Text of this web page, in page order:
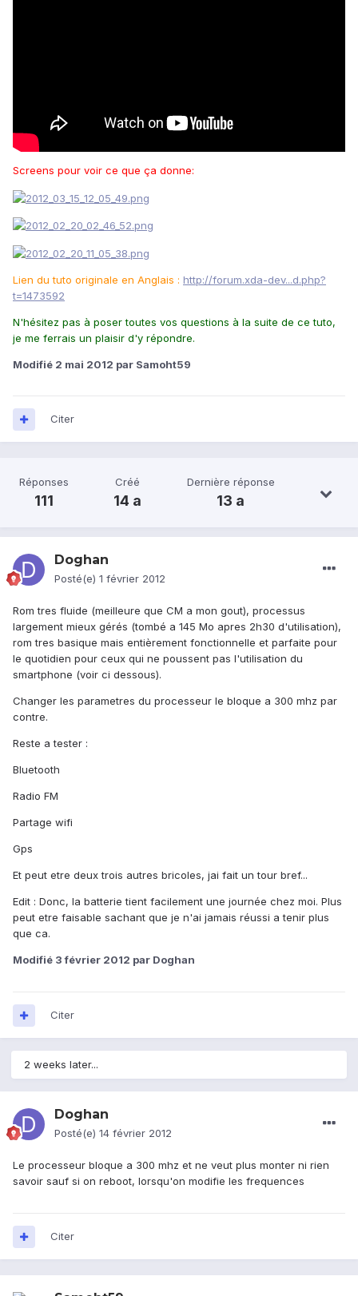
Screens pour voir ce que ça donne:
Lien du tuto originale en Anglais : http://forum.xda-dev...d.php?
t=1473592
N'hésitez pas à poser toutes vos questions à la suite de ce tuto,
je me ferrais un plaisir d'y répondre.
Modifié 2 mai 2012 par Samoht59
Citer
Réponses
111
Créé
14 a
Dernière réponse
13 a
Doghan
Posté(e) 1 février 2012
Rom tres fluide (meilleure que CM a mon gout), processus
largement mieux gérés (tombé a 145 Mo apres 2h30 d'utilisation),
rom tres basique mais entièrement fonctionnelle et parfaite pour
le quotidien pour ceux qui ne poussent pas l'utilisation du
smartphone (voir ci dessous).
Changer les parametres du processeur le bloque a 300 mhz par
contre.
Reste a tester :
Bluetooth
Radio FM
Partage wifi
Gps
Et peut etre deux trois autres bricoles, jai fait un tour bref...
Edit : Donc, la batterie tient facilement une journée chez moi. Plus
peut etre faisable sachant que je n'ai jamais réussi a tenir plus
que ca.
Modifié 3 février 2012 par Doghan
Citer
2 weeks later...
Doghan
Posté(e) 14 février 2012
Le processeur bloque a 300 mhz et ne veut plus monter ni rien
savoir sauf si on reboot, lorsqu'on modifie les frequences
Citer